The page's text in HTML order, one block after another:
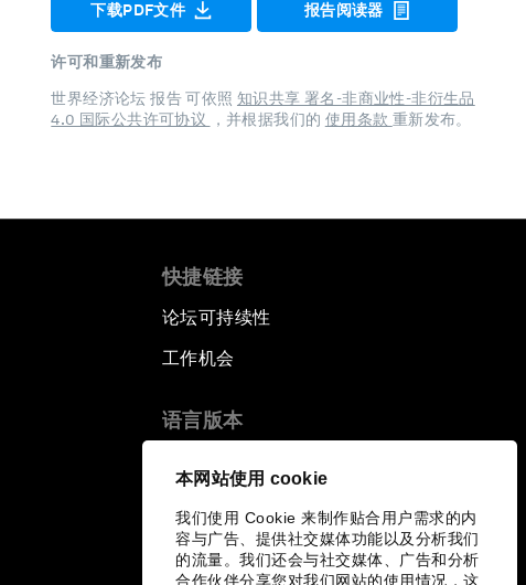
本网站使用 cookie
我们使用 Cookie 来制作贴合用户需求的内
容与广告、提供社交媒体功能以及分析我们
的流量。我们还会与社交媒体、广告和分析
合作伙伴分享您对我们网站的使用情况，这
下载PDF文件 报告阅读器
许可和重新发布
世界经济论坛 报告 可依照 知识共享 署名-非商业性-非衍生品
4.0 国际公共许可协议
，并根据我们的 使用条款 重新发布。
快捷链接
论坛可持续性
工作机会
语言版本